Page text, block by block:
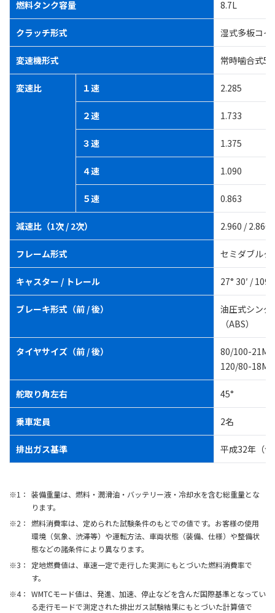
燃料タンク容量 8.7L
クラッチ形式 湿式多板コ
変速機形式 常時噛合式5
変速比 １速 2.285
２速 1.733
３速 1.375
４速 1.090
５速 0.863
減速比（1次 / 2次） 2.960 / 2.866
フレーム形式 セミダブルク
キャスター / トレール 27° 30′ /
ブレーキ形式（前 / 後）
油圧式シング
（ABS）
タイヤサイズ（前 / 後）
80/100-21M/
120/80-18M/
舵取り角左右 45°
乗車定員 2名
排出ガス基準 平成32年（
装備重量は、燃料・潤滑油・バッテリー液・冷却水を含む総重量とな
ります。
燃料消費率は、定められた試験条件のもとでの値です。お客様の使用
環境（気象、渋滞等）や運転方法、車両状態（装備、仕様）や整備状
態などの諸条件により異なります。
定地燃費値は、車速一定で走行した実測にもとづいた燃料消費率で
す。
WMTCモード値は、発進、加速、停止などを含んだ国際基準となってい
る走行モードで測定された排出ガス試験結果にもとづいた計算値で